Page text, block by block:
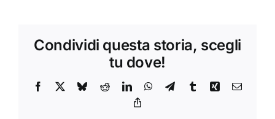
Civert
Condividi questa storia, scegli
tu dove!
Facebook BlueskyRedditLinkedInWhatsApp
TelegramTumblrXing Email